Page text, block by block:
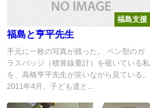
福島支援
福島と亨平先生
手元に一枚の写真が残った。 ペン型のガ
ラスバッジ（積算線量計）を覗いている私
を、高橋亨平先生が笑いながら見ている。
2011年4月、子ども達と...